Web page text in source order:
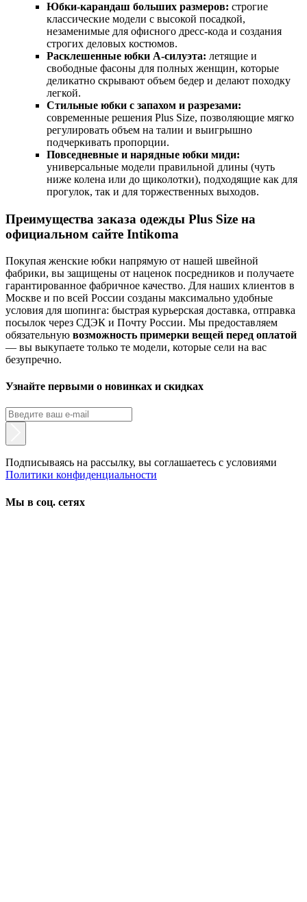
Юбки-карандаш больших размеров: строгие
классические модели с высокой посадкой,
незаменимые для офисного дресс-кода и создания
строгих деловых костюмов.
Расклешенные юбки А-силуэта: летящие и
свободные фасоны для полных женщин, которые
деликатно скрывают объем бедер и делают походку
легкой.
Стильные юбки с запахом и разрезами:
современные решения Plus Size, позволяющие мягко
регулировать объем на талии и выигрышно
подчеркивать пропорции.
Повседневные и нарядные юбки миди:
универсальные модели правильной длины (чуть
ниже колена или до щиколотки), подходящие как для
прогулок, так и для торжественных выходов.
Преимущества заказа одежды Plus Size на
официальном сайте Intikoma
Покупая женские юбки напрямую от нашей швейной
фабрики, вы защищены от наценок посредников и получаете
гарантированное фабричное качество. Для наших клиентов в
Москве и по всей России созданы максимально удобные
условия для шопинга: быстрая курьерская доставка, отправка
посылок через СДЭК и Почту России. Мы предоставляем
обязательную возможность примерки вещей перед оплатой
— вы выкупаете только те модели, которые сели на вас
безупречно.
Узнайте первыми о новинках и скидках
Подписываясь на рассылку, вы соглашаетесь с условиями
Политики конфиденциальности
Мы в соц. сетях